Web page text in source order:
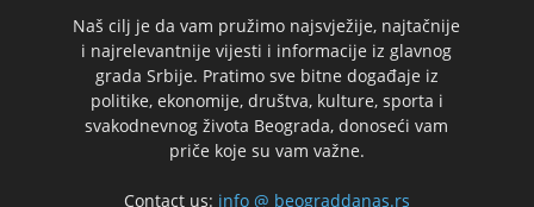
Naš cilj je da vam pružimo najsvježije, najtačnije
i najrelevantnije vijesti i informacije iz glavnog
grada Srbije. Pratimo sve bitne događaje iz
politike, ekonomije, društva, kulture, sporta i
svakodnevnog života Beograda, donoseći vam
priče koje su vam važne.
Contact us: info @ beograddanas.rs